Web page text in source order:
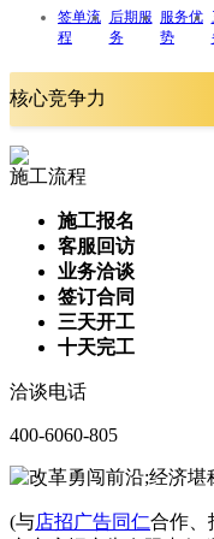
签单流
程
后期服
务
服务优
势
核心竞争力
施工流程
施工报名
客服回访
业务洽谈
签订合同
三天开工
十天完工
洽谈电话
400-6060-805
(与店招广告同仁合作、